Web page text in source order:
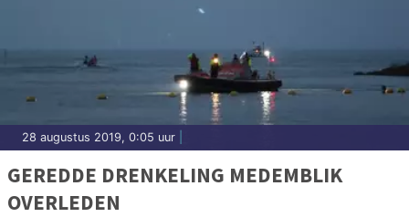
28 augustus 2019, 0:05 uur
GEREDDE DRENKELING MEDEMBLIK
OVERLEDEN